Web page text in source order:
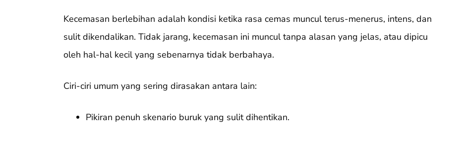
Kecemasan berlebihan adalah kondisi ketika rasa cemas muncul terus-menerus, intens, dan
sulit dikendalikan. Tidak jarang, kecemasan ini muncul tanpa alasan yang jelas, atau dipicu
oleh hal-hal kecil yang sebenarnya tidak berbahaya.
Ciri-ciri umum yang sering dirasakan antara lain:
Pikiran penuh skenario buruk yang sulit dihentikan.